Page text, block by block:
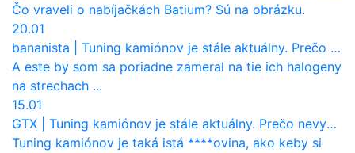
Čo vraveli o nabíjačkách Batium? Sú na obrázku.
20.01
bananista
Tuning kamiónov je stále aktuálny. Prečo nevyhynul ako pri osobákoch?
A este by som sa poriadne zameral na tie ich halogeny
na strechach ...
15.01
GTX
Tuning kamiónov je stále aktuálny. Prečo nevyhynul ako pri osobákoch?
Tuning kamiónov je taká istá ****ovina, ako keby si